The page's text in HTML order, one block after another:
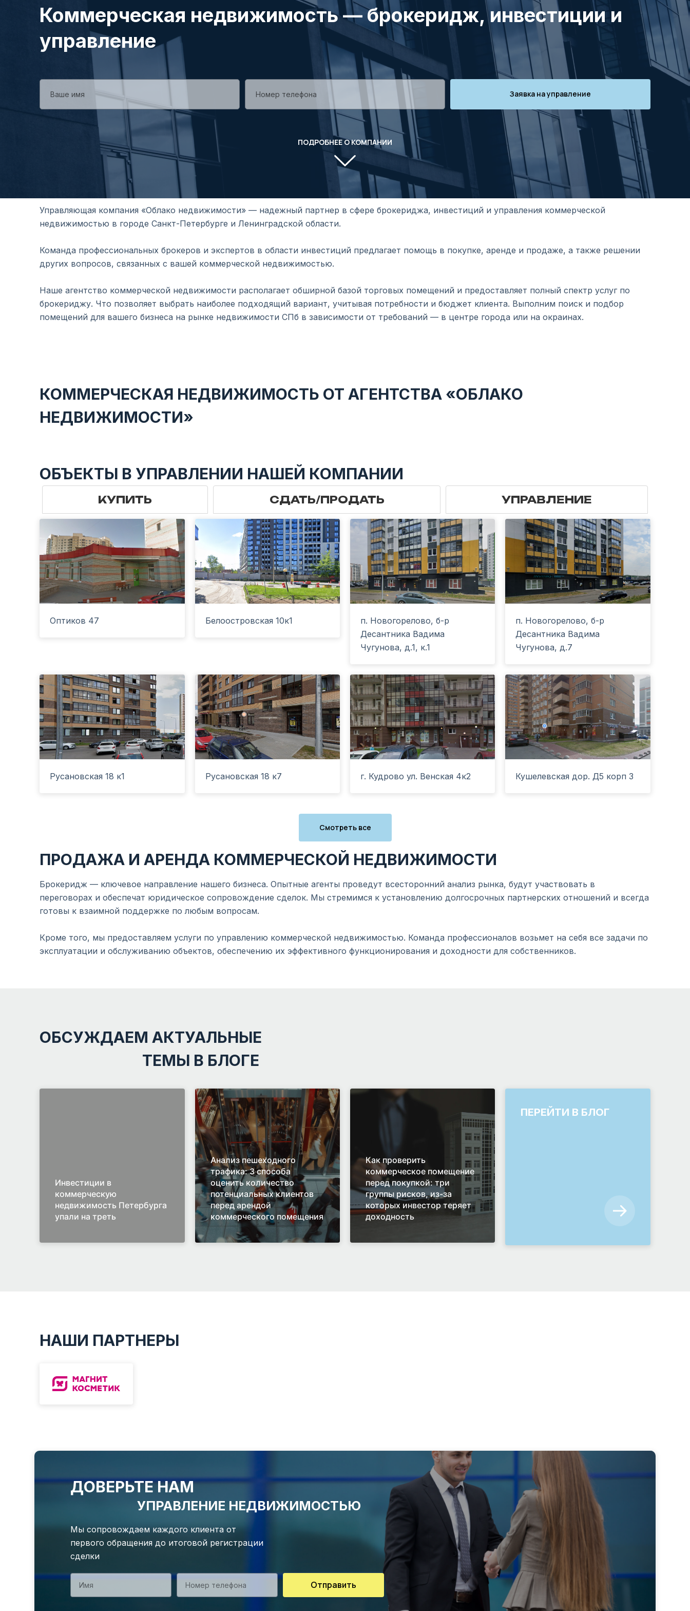
Коммерческая недвижимость — брокеридж, инвестиции и
управление
Заявка на управление
ПОДРОБНЕЕ О КОМПАНИИ
Управляющая компания «Облако недвижимости» — надежный партнер в сфере брокериджа, инвестиций и управления коммерческой
недвижимостью в городе Санкт-Петербурге и Ленинградской области.
Команда профессиональных брокеров и экспертов в области инвестиций предлагает помощь в покупке, аренде и продаже, а также решении
других вопросов, связанных с вашей коммерческой недвижимостью.
Наше агентство коммерческой недвижимости располагает обширной базой торговых помещений и предоставляет полный спектр услуг по
брокериджу. Что позволяет выбрать наиболее подходящий вариант, учитывая потребности и бюджет клиента. Выполним поиск и подбор
помещений для вашего бизнеса на рынке недвижимости СПб в зависимости от требований — в центре города или на окраинах.
КОММЕРЧЕСКАЯ НЕДВИЖИМОСТЬ ОТ АГЕНТСТВА «ОБЛАКО
НЕДВИЖИМОСТИ»
ОБЪЕКТЫ В УПРАВЛЕНИИ НАШЕЙ КОМПАНИИ
КУПИТЬ СДАТЬ/ПРОДАТЬ УПРАВЛЕНИЕ
Оптиков 47 Белоостровская 10к1
п. Новогорелово, б-р
Десантника Вадима
Чугунова, д.1, к.1
п. Новогорелово, б-р
Десантника Вадима
Чугунова, д.7
Русановская 18 к1 Русановская 18 к7 г. Кудрово ул. Венская 4к2 Кушелевская дор. Д5 корп 3
Смотреть все
ПРОДАЖА И АРЕНДА КОММЕРЧЕСКОЙ НЕДВИЖИМОСТИ
Брокеридж — ключевое направление нашего бизнеса. Опытные агенты проведут всесторонний анализ рынка, будут участвовать в
переговорах и обеспечат юридическое сопровождение сделок. Мы стремимся к установлению долгосрочных партнерских отношений и всегда
готовы к взаимной поддержке по любым вопросам.
Кроме того, мы предоставляем услуги по управлению коммерческой недвижимостью. Команда профессионалов возьмет на себя все задачи по
эксплуатации и обслуживанию объектов, обеспечению их эффективного функционирования и доходности для собственников.
ОБСУЖДАЕМ АКТУАЛЬНЫЕ
ТЕМЫ В БЛОГЕ
Инвестиции в
коммерческую
недвижимость Петербурга
упали на треть
Анализ пешеходного
трафика: 3 способа
оценить количество
потенциальных клиентов
перед арендой
коммерческого помещения
Как проверить
коммерческое помещение
перед покупкой: три
группы рисков, из-за
которых инвестор теряет
доходность
ПЕРЕЙТИ В БЛОГ
НАШИ ПАРТНЕРЫ
ДОВЕРЬТЕ НАМ
УПРАВЛЕНИЕ НЕДВИЖИМОСТЬЮ
Мы сопровождаем каждого клиента от
первого обращения до итоговой регистрации
сделки
Отправить